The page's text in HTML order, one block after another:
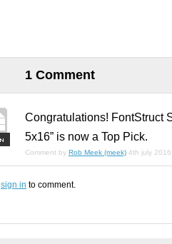
1 Comment
Congratulations! FontStruct
5x16” is now a Top Pick.
Comment by Rob Meek (meek) 4th july 2016
sign in to comment.